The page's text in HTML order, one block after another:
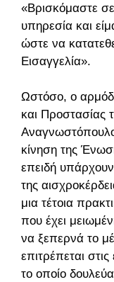
«Βρισκόμαστε
υπηρεσία και
ώστε να
Εισαγγελία».
Ωστόσο, ο
και Προστασίας
κίνηση της
επειδή
της
μια τέτοια
που έχει
να ξεπερνά το
επιτρέπεται
το οποίο